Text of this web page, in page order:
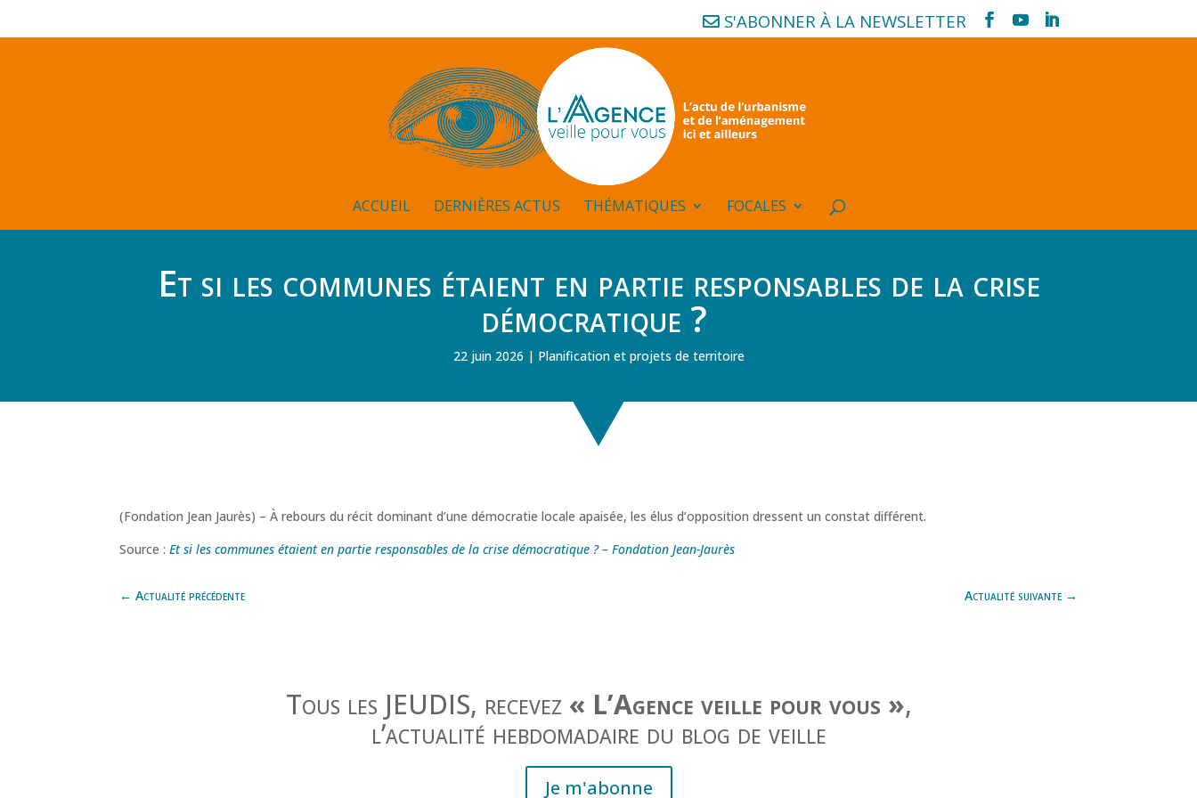
S'ABONNER À LA NEWSLETTER
ACCUEIL DERNIÈRES ACTUS THÉMATIQUES FOCALES
Et si les communes étaient en partie responsables de la crise
démocratique ?
22 juin 2026 Planification et projets de territoire
(Fondation Jean Jaurès) – À rebours du récit dominant d’une démocratie locale apaisée, les élus d’opposition dressent un constat différent.
Source :Et si les communes étaient en partie responsables de la crise démocratique ? – Fondation Jean-Jaurès
←Actualité précédente Actualité suivante→
Tous les JEUDIS, recevez « L’Agence veille pour vous »,
l’actualité hebdomadaire du blog de veille
Je m'abonne